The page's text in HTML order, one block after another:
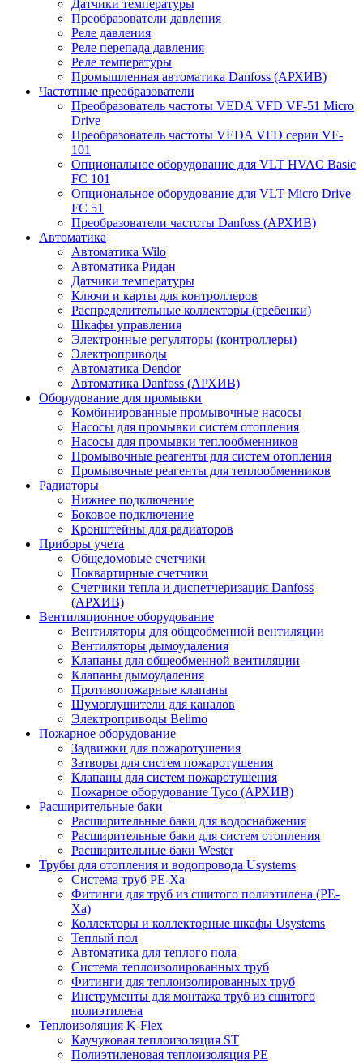
Датчики температуры
Преобразователи давления
Реле давления
Реле перепада давления
Реле температуры
Промышленная автоматика Danfoss (АРХИВ)
Частотные преобразователи
Преобразователь частоты VEDA VFD VF-51 Micro
Drive
Преобразователь частоты VEDA VFD серии VF-
101
Опциональное оборудование для VLT HVAC Basic
FC 101
Опциональное оборудование для VLT Micro Drive
FC 51
Преобразователи частоты Danfoss (АРХИВ)
Автоматика
Автоматика Wilo
Автоматика Ридан
Датчики температуры
Ключи и карты для контроллеров
Распределительные коллекторы (гребенки)
Шкафы управления
Электронные регуляторы (контроллеры)
Электроприводы
Автоматика Dendor
Автоматика Danfoss (АРХИВ)
Оборудование для промывки
Комбинированные промывочные насосы
Насосы для промывки систем отопления
Насосы для промывки теплообменников
Промывочные реагенты для систем отопления
Промывочные реагенты для теплообменников
Радиаторы
Нижнее подключение
Боковое подключение
Кронштейны для радиаторов
Приборы учета
Общедомовые счетчики
Поквартирные счетчики
Счетчики тепла и диспетчеризация Danfoss
(АРХИВ)
Вентиляционное оборудование
Вентиляторы для общеобменной вентиляции
Вентиляторы дымоудаления
Клапаны для общеобменной вентиляции
Клапаны дымоудаления
Противопожарные клапаны
Шумоглушители для каналов
Электроприводы Belimo
Пожарное оборудование
Задвижки для пожаротушения
Затворы для систем пожаротушения
Клапаны для систем пожаротушения
Пожарное оборудование Tyco (АРХИВ)
Расширительные баки
Расширительные баки для водоснабжения
Расширительные баки для систем отопления
Расширительные баки Wester
Трубы для отопления и водопровода Usystems
Система труб PE-Xa
Фитинги для труб из сшитого полиэтилена (PE-
Xa)
Коллекторы и коллекторные шкафы Usystems
Теплый пол
Автоматика для теплого пола
Система теплоизолированных труб
Фитинги для теплоизолированных труб
Инструменты для монтажа труб из сшитого
полиэтилена
Теплоизоляция K-Flex
Каучуковая теплоизоляция ST
Полиэтиленовая теплоизоляция PE